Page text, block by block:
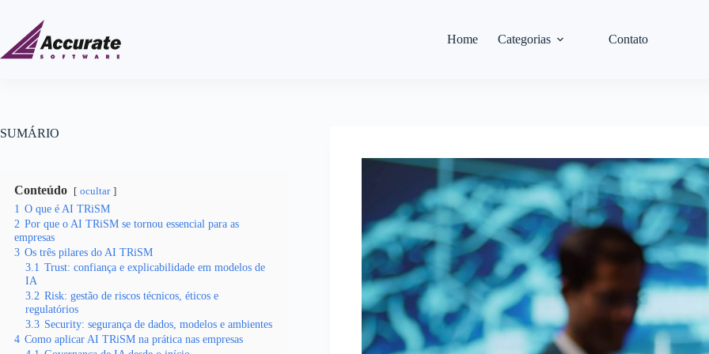
Home Categorias Contato
SUMÁRIO
Conteúdo ocultar
1 O que é AI TRiSM
2 Por que o AI TRiSM se tornou essencial para as
empresas
3 Os três pilares do AI TRiSM
3.1 Trust: confiança e explicabilidade em modelos de
IA
3.2 Risk: gestão de riscos técnicos, éticos e
regulatórios
3.3 Security: segurança de dados, modelos e ambientes
4 Como aplicar AI TRiSM na prática nas empresas